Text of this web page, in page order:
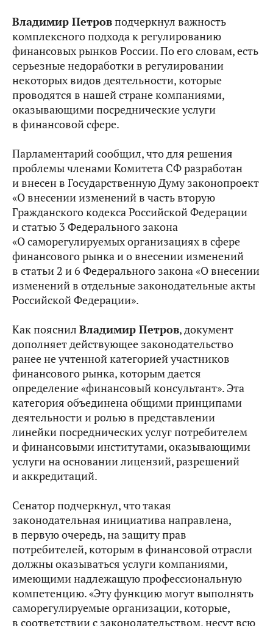
Владимир Петровподчеркнул важность
комплексного подхода к регулированию
финансовых рынков России. По его словам, есть
серьезные недоработки в регулировании
некоторых видов деятельности, которые
проводятся в нашей стране компаниями,
оказывающими посреднические услуги
в финансовой сфере.
Парламентарий сообщил, что для решения
проблемы членами Комитета СФ разработан
и внесен в Государственную Думу законопроект
«О внесении изменений в часть вторую
Гражданского кодекса Российской Федерации
и статью 3 Федерального закона
«О саморегулируемых организациях в сфере
финансового рынка и о внесении изменений
в статьи 2 и 6 Федерального закона «О внесении
изменений в отдельные законодательные акты
Российской Федерации».
Как пояснил Владимир Петров, документ
дополняет действующее законодательство
ранее не учтенной категорией участников
финансового рынка, которым дается
определение «финансовый консультант». Эта
категория объединена общими принципами
деятельности и ролью в представлении
линейки посреднических услуг потребителем
и финансовыми институтами, оказывающими
услуги на основании лицензий, разрешений
и аккредитаций.
Сенатор подчеркнул, что такая
законодательная инициатива направлена,
в первую очередь, на защиту прав
потребителей, которым в финансовой отрасли
должны оказываться услуги компаниями,
имеющими надлежащую профессиональную
компетенцию. «Эту функцию могут выполнять
саморегулируемые организации, которые,
в соответствии с законодательством, несут всю